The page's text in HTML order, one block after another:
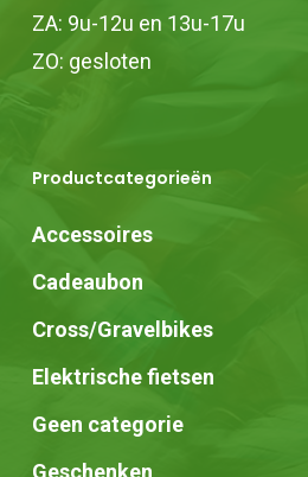
ZA: 9u-12u en 13u-17u
ZO: gesloten
Productcategorieën
Accessoires
Cadeaubon
Cross/Gravelbikes
Elektrische fietsen
Geen categorie
Geschenken